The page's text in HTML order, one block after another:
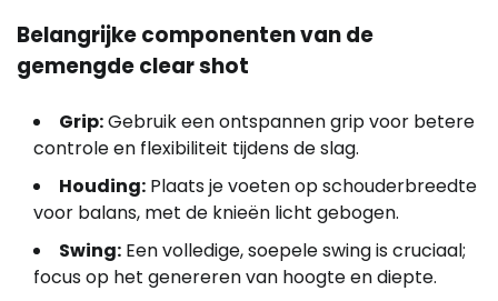
Belangrijke componenten van de
gemengde clear shot
Grip:Gebruik een ontspannen grip voor betere
controle en flexibiliteit tijdens de slag.
Houding: Plaats je voeten op schouderbreedte
voor balans, met de knieën licht gebogen.
Swing: Een volledige, soepele swing is cruciaal;
focus op het genereren van hoogte en diepte.